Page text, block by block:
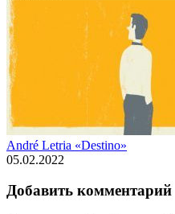
André Letria «Destino»
05.02.2022
Добавить комментарий